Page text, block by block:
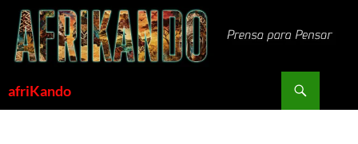
Saltar
contenido
afriKando